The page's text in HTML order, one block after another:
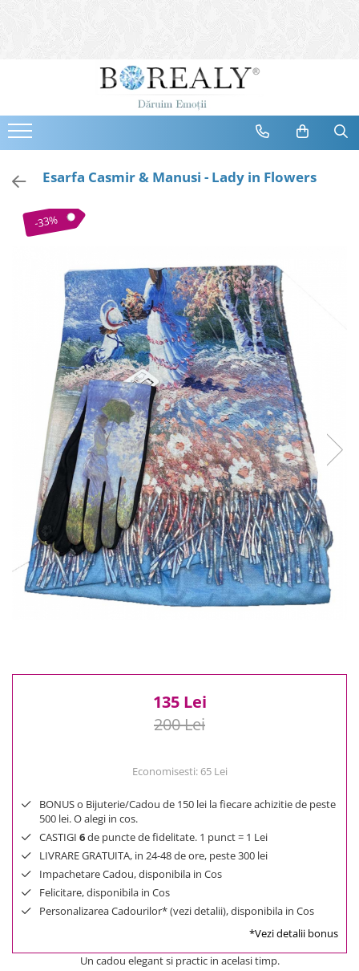
Bijuterii
Cercei
Bratari
Coliere
Brose
Tiare
Bijuterii Femei
Bijuterii Copii
Bijuterii Mirese
Reduceri
Cele mai noi
Cele mai vandute
Cele mai votate
Cu video
0 Lei - 100 Lei
100 Lei - 200 Lei
200 Lei - 300 Lei
300 Lei - 500 Lei
500 Lei - 1000 Lei
Esarfa Casmir & Manusi - Lady in Flowers
-33%
135 Lei
200 Lei
Economisesti: 65 Lei
BONUS o Bijuterie/Cadou de 150 lei la fiecare achizitie de peste
500 lei. O alegi in cos.
CASTIGI 6de puncte de fidelitate. 1 punct = 1 Lei
LIVRARE GRATUITA, in 24-48 de ore, peste 300 lei
Impachetare Cadou, disponibila in Cos
Felicitare, disponibila in Cos
Personalizarea Cadourilor* (vezi detalii), disponibila in Cos
*Vezi detalii bonus
Un cadou elegant si practic in acelasi timp.